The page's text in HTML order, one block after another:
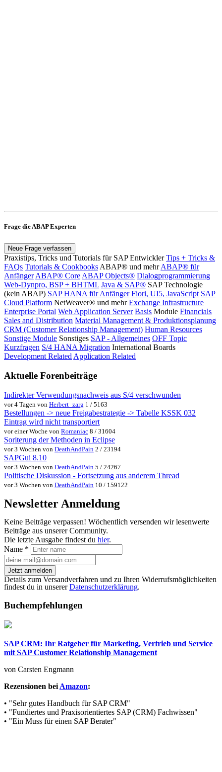
Frage die ABAP Experten
Neue Frage verfassen
Praxistips, Tricks und Tutorials für SAP Entwickler Tips + Tricks &
FAQs Tutorials & Cookbooks ABAP® und mehr ABAP® für
Anfänger ABAP® Core ABAP Objects® Dialogprogrammierung
Web-Dynpro, BSP + BHTML Java & SAP® SAP Technologie
(kein ABAP) SAP HANA für Anfänger Fiori, UI5, JavaScript SAP
Cloud Platform NetWeaver® und mehr Exchange Infrastructure
Enterprise Portal Web Application Server Basis Module Financials
Sales and Distribution Material Management & Produktionsplanung
CRM (Customer Relationship Management) Human Resources
Sonstige Module Sonstiges SAP - Allgemeines OFF Topic
Kurzfragen S/4 HANA Migration International Boards
Development Related Application Related
Aktuelle Forenbeiträge
Indirekter Verwendungsnachweis aus S/4 verschwunden
vor 4 Tagen von Herbert_zarg 1 / 5163
Bestellungen -> neue Freigabestrategie -> Tabelle KSSK 032
Eintrag wird nicht transportiert
vor einer Woche von Romaniac 8 / 31604
Soriterung der Methoden in Eclipse
vor 3 Wochen von DeathAndPain 2 / 23194
SAPGui 8.10
vor 3 Wochen von DeathAndPain 5 / 24267
Politische Diskussion - Fortsetzung aus anderem Thread
vor 3 Wochen von DeathAndPain 10 / 159122
Newsletter Anmeldung
Keine Beiträge verpassen! Wöchentlich versenden wir lesenwerte
Beiträge aus unserer Community.
Die letzte Ausgabe findest du hier.
Name *
Jetzt anmelden
Details zum Versandverfahren und zu Ihren Widerrufsmöglichkeiten
findest du in unsererDatenschutzerklärung.
Buchempfehlungen
SAP CRM: Ihr Ratgeber für Marketing, Vertrieb und Service
mit SAP Customer Relationship Management
von Carsten Engmann
Rezensionen bei Amazon:
• "Sehr gutes Handbuch für SAP CRM"
• "Fundiertes und Praxisorientiertes SAP (CRM) Fachwissen"
• "Ein Muss für einen SAP Berater"